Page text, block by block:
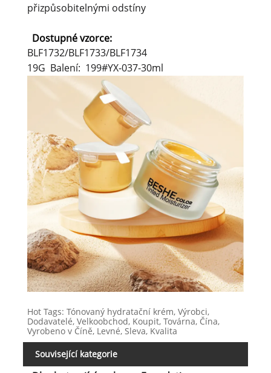
přizpůsobitelnými odstíny
Dostupné vzorce:
BLF1732/BLF1733/BLF1734
19G Balení: 199#YX-037-30ml
Hot Tags: Tónovaný hydratační krém, Výrobci,
Dodavatelé, Velkoobchod, Koupit, Továrna, Čína,
Vyrobeno v Číně, Levné, Sleva, Kvalita
Související kategorie